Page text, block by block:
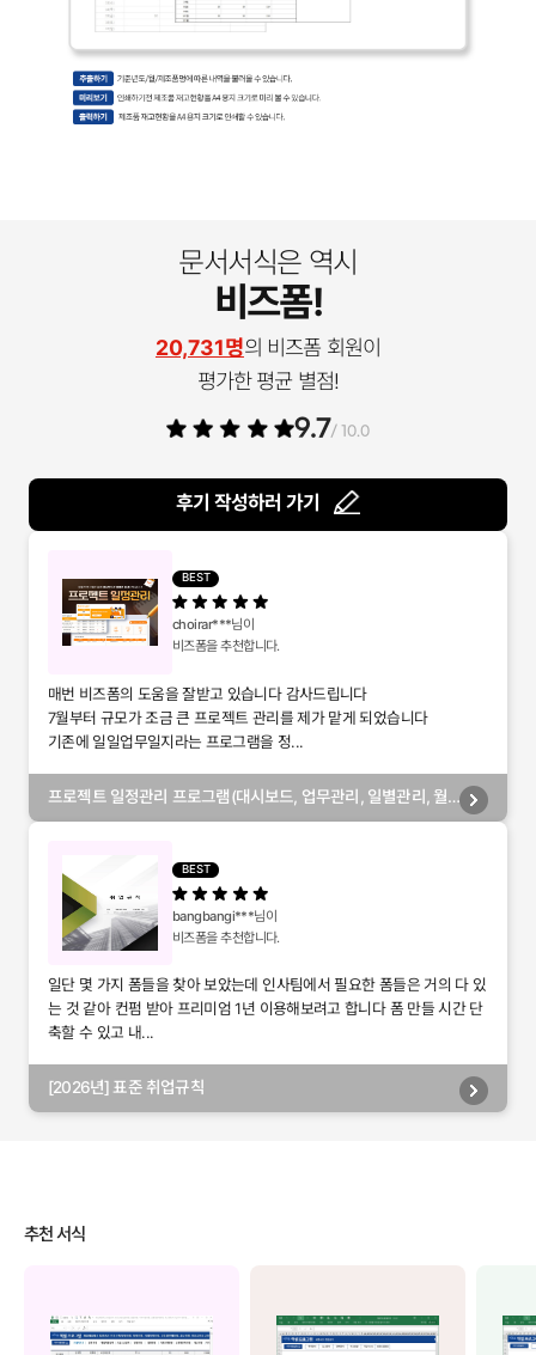
문서서식은 역시
비즈폼!
20,731명의 비즈폼 회원이
평가한 평균 별점!
9.7/ 10.0
후기 작성하러 가기
BEST
choirar***님이
비즈폼을 추천합니다.
매번 비즈폼의 도움을 잘받고 있습니다 감사드립니다
7월부터 규모가 조금 큰 프로젝트 관리를 제가 맡게 되었습니다
기존에 일일업무일지라는 프로그램을 정...
프로젝트 일정관리 프로그램(대시보드, 업무관리, 일별관리, 월
BEST
bangbangi***님이
비즈폼을 추천합니다.
일단 몇 가지 폼들을 찾아 보았는데 인사팀에서 필요한 폼들은 거의 다 있
는 것 같아 컨펌 받아 프리미엄 1년 이용해보려고 합니다 폼 만들 시간 단
축할 수 있고 내...
[2026년] 표준 취업규칙
추천 서식